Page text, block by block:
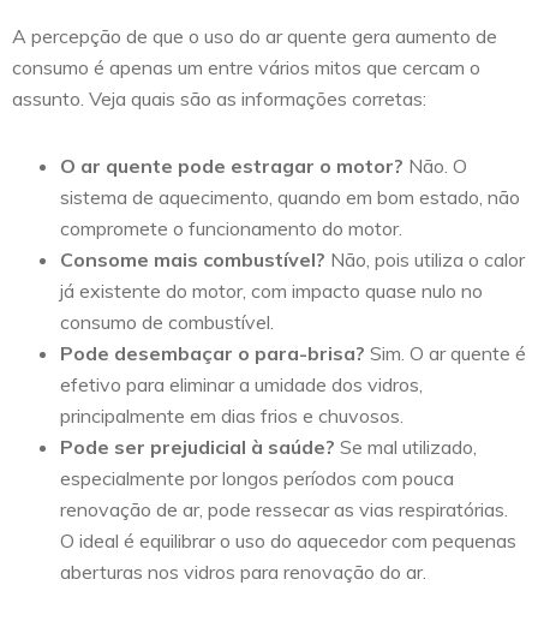
A percepção de que o uso do ar quente gera aumento de
consumo é apenas um entre vários mitos que cercam o
assunto. Veja quais são as informações corretas:
O ar quente pode estragar o motor? Não. O
sistema de aquecimento, quando em bom estado, não
compromete o funcionamento do motor.
Consome mais combustível? Não, pois utiliza o calor
já existente do motor, com impacto quase nulo no
consumo de combustível.
Pode desembaçar o para-brisa? Sim. O ar quente é
efetivo para eliminar a umidade dos vidros,
principalmente em dias frios e chuvosos.
Pode ser prejudicial à saúde? Se mal utilizado,
especialmente por longos períodos com pouca
renovação de ar, pode ressecar as vias respiratórias.
O ideal é equilibrar o uso do aquecedor com pequenas
aberturas nos vidros para renovação do ar.